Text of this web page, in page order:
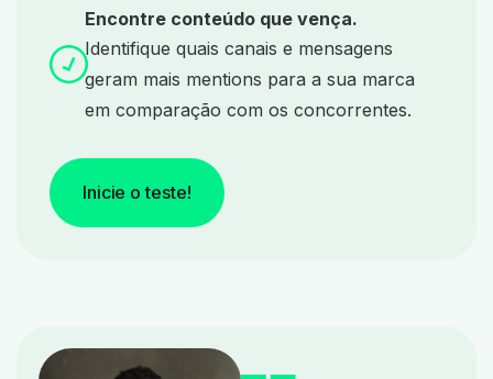
Encontre conteúdo que vença.
Identifique quais canais e mensagens
geram mais mentions para a sua marca
em comparação com os concorrentes.
Inicie o teste!